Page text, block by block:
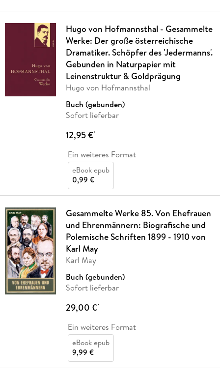
Hugo von Hofmannsthal - Gesammelte
Werke: Der große österreichische
Dramatiker. Schöpfer des 'Jedermanns'.
Gebunden in Naturpapier mit
Leinenstruktur & Goldprägung
Hugo von Hofmannsthal
Buch (gebunden)
Sofort lieferbar
12,95 €*
Ein weiteres Format
eBook epub
0,99 €
Gesammelte Werke 85. Von Ehefrauen
und Ehrenmännern: Biografische und
Polemische Schriften 1899 - 1910 von
Karl May
Karl May
Buch (gebunden)
Sofort lieferbar
29,00 €*
Ein weiteres Format
eBook epub
9,99 €